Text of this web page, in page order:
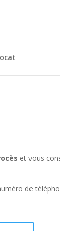
et vous
de